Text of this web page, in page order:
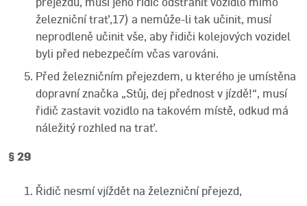
železniční trať,17) a nemůže-li tak učinit, musí
neprodleně učinit vše, aby řidiči kolejových vozidel
byli před nebezpečím včas varováni.
Před železničním přejezdem, u kterého je umístěna
dopravní značka „Stůj, dej přednost v jízdě!“, musí
řidič zastavit vozidlo na takovém místě, odkud má
náležitý rozhled na trať.
§ 29
Řidič nesmí vjíždět na železniční přejezd,